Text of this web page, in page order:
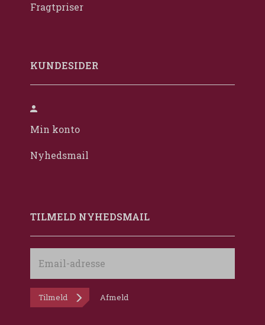
Fragtpriser
KUNDESIDER
Min konto
Nyhedsmail
TILMELD NYHEDSMAIL
adresse
Tilmeld Afmeld